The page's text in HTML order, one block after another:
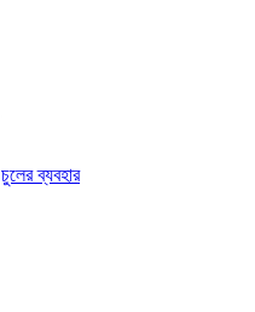
চুলের ব্যবহার